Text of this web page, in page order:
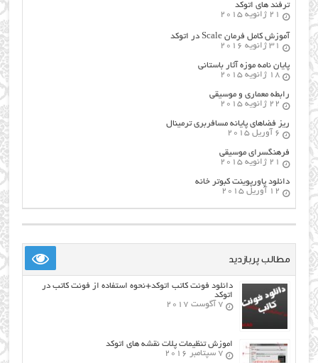
ترفند های اتوکد
21 ژانویه 2015
آموزش کامل فرمان Scale در اتوکد
31 ژانویه 2016
پایان نامه موزه آثار باستانی
18 ژانویه 2015
رابطه معماری و موسیقی
22 ژانویه 2015
ریز فضاهای پایانه مسافربری ترمینال
6 آوریل 2015
فرهنگسراي موسيقي
21 ژانویه 2015
دانلود پاورپوینت کبوتر خانه
12 آوریل 2015
مطالب پربازدید
دانلود فونت کاتب اتوکد+نحوه استفاده از فونت کاتب در
اتوکد
7 آگوست 2017
اموزش تنظیمات پلات نقشه های اتوکد
7 سپتامبر 2016